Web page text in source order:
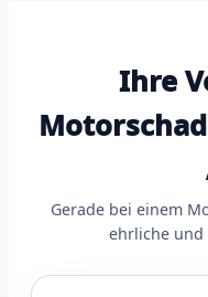
Ihre
Gerade bei einem
ehrliche und